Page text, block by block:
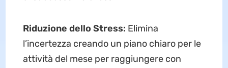
Riduzione dello Stress: Elimina
l’incertezza creando un piano chiaro per le
attività del mese per raggiungere con